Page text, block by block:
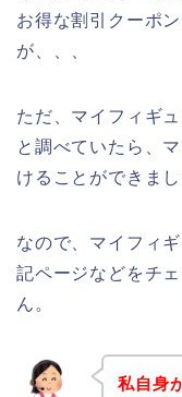
お得な割引クーポ
が、、、
ただ、マイフィギ
と調べていたら、
けることができま
なので、マイフィ
記ページなどをチ
ん。
私自身